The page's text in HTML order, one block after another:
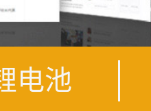
电池